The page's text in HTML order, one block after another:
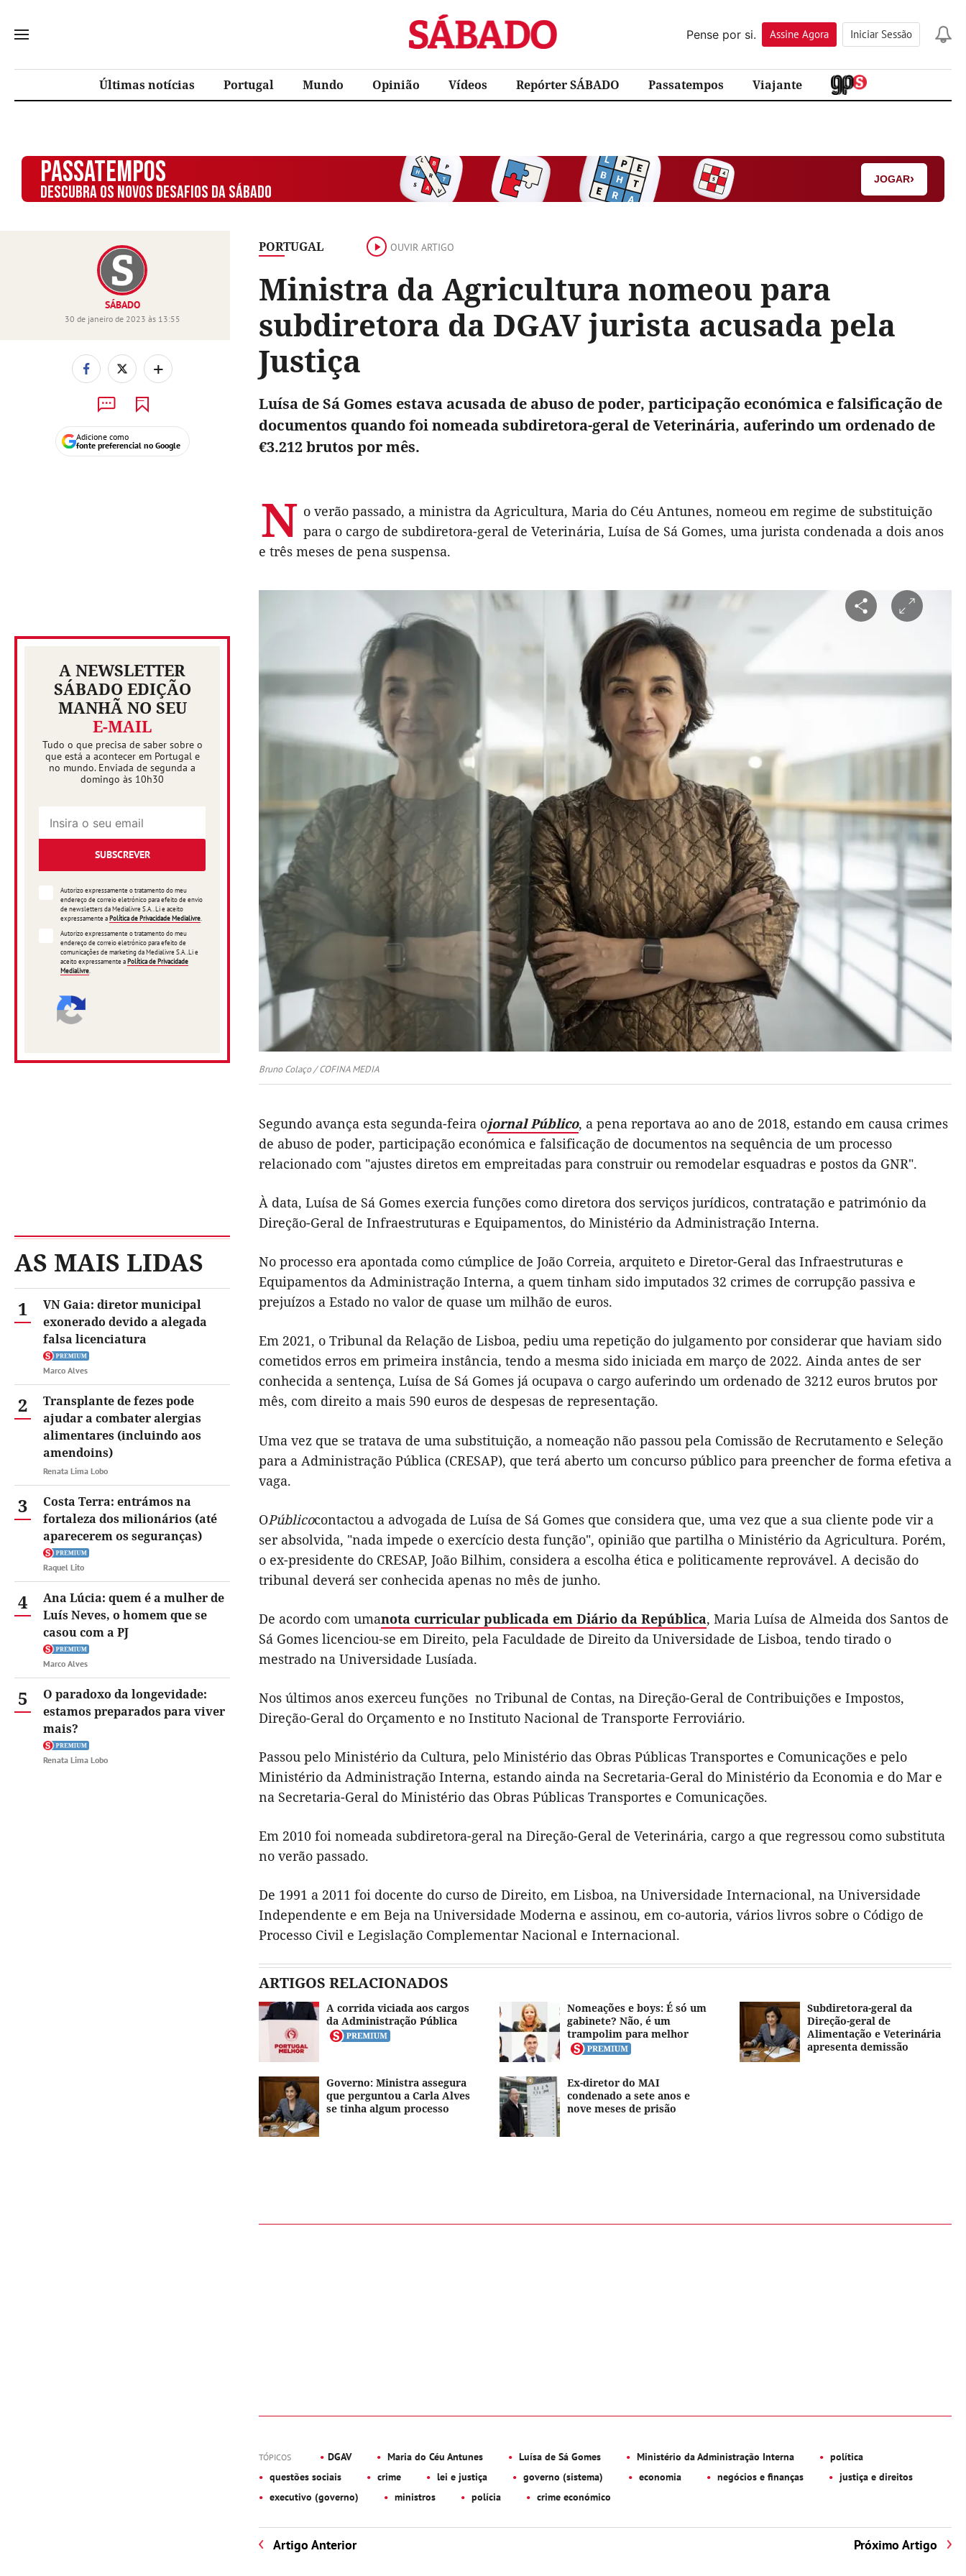
Sábado
Pense por si.
Assine Agora Iniciar Sessão
Últimas notícias Portugal Mundo Opinião Vídeos Repórter SÁBADO Passatempos Viajante
PASSATEMPOS
DESCUBRA OS NOVOS DESAFIOS DA SÁBADO
JOGAR›
PORTUGAL OUVIR ARTIGO
Ministra da Agricultura nomeou para
subdiretora da DGAV jurista acusada pela
Justiça
SÁBADO
30 de janeiro de 2023 às 13:55
+
Adicione como
fonte preferencial no Google
A NEWSLETTER
SÁBADO EDIÇÃO
MANHÃ NO SEU
E-MAIL
Tudo o que precisa de saber sobre o
que está a acontecer em Portugal e
no mundo. Enviada de segunda a
domingo às 10h30
SUBSCREVER
Autorizo expressamente o tratamento do meu
endereço de correio eletrónico para efeito de envio
de newsletters da Medialivre S.A.. Li e aceito
expressamente aPolítica de Privacidade Medialivre
Autorizo expressamente o tratamento do meu
endereço de correio eletrónico para efeito de
comunicações de marketing da Medialivre S.A..Li e
aceito expressamente aPolítica de Privacidade
Medialivre
AS MAIS LIDAS
1
VN Gaia: diretor municipal
exonerado devido a alegada
falsa licenciatura
Marco Alves
2
Transplante de fezes pode
ajudar a combater alergias
alimentares (incluindo aos
amendoins)
Renata Lima Lobo
3
Costa Terra: entrámos na
fortaleza dos milionários (até
aparecerem os seguranças)
Raquel Lito
4
Ana Lúcia: quem é a mulher de
Luís Neves, o homem que se
casou com a PJ
Marco Alves
5
O paradoxo da longevidade:
estamos preparados para viver
mais?
Renata Lima Lobo
Luísa de Sá Gomes estava acusada de abuso de poder, participação económica e falsificação de
documentos quando foi nomeada subdiretora-geral de Veterinária, auferindo um ordenado de
€3.212 brutos por mês.
N o verão passado, a ministra da Agricultura, Maria do Céu Antunes, nomeou em regime de substituição
para o cargo de subdiretora-geral de Veterinária, Luísa de Sá Gomes, uma jurista condenada a dois anos
e três meses de pena suspensa.
Bruno Colaço / COFINA MEDIA
Segundo avança esta segunda-feira ojornal Público, a pena reportava ao ano de 2018, estando em causa crimes
de abuso de poder, participação económica e falsificação de documentos na sequência de um processo
relacionado com "ajustes diretos em empreitadas para construir ou remodelar esquadras e postos da GNR".
À data, Luísa de Sá Gomes exercia funções como diretora dos serviços jurídicos, contratação e património da
Direção-Geral de Infraestruturas e Equipamentos, do Ministério da Administração Interna.
No processo era apontada como cúmplice de João Correia, arquiteto e Diretor-Geral das Infraestruturas e
Equipamentos da Administração Interna, a quem tinham sido imputados 32 crimes de corrupção passiva e
prejuízos a Estado no valor de quase um milhão de euros.
Em 2021, o Tribunal da Relação de Lisboa, pediu uma repetição do julgamento por considerar que haviam sido
cometidos erros em primeira instância, tendo a mesma sido iniciada em março de 2022. Ainda antes de ser
conhecida a sentença, Luísa de Sá Gomes já ocupava o cargo auferindo um ordenado de 3212 euros brutos por
mês, com direito a mais 590 euros de despesas de representação.
Uma vez que se tratava de uma substituição, a nomeação não passou pela Comissão de Recrutamento e Seleção
para a Administração Pública (CRESAP), que terá aberto um concurso público para preencher de forma efetiva a
vaga.
OPúblicocontactou a advogada de Luísa de Sá Gomes que considera que, uma vez que a sua cliente pode vir a
ser absolvida, "nada impede o exercício desta função", opinião que partilha o Ministério da Agricultura. Porém,
o ex-presidente do CRESAP, João Bilhim, considera a escolha ética e politicamente reprovável. A decisão do
tribunal deverá ser conhecida apenas no mês de junho.
De acordo com umanota curricular publicada em Diário da República, Maria Luísa de Almeida dos Santos de
Sá Gomes licenciou-se em Direito, pela Faculdade de Direito da Universidade de Lisboa, tendo tirado o
mestrado na Universidade Lusíada.
Nos últimos anos exerceu funções no Tribunal de Contas, na Direção-Geral de Contribuições e Impostos,
Direção-Geral do Orçamento e no Instituto Nacional de Transporte Ferroviário.
Passou pelo Ministério da Cultura, pelo Ministério das Obras Públicas Transportes e Comunicações e pelo
Ministério da Administração Interna, estando ainda na Secretaria-Geral do Ministério da Economia e do Mar e
na Secretaria-Geral do Ministério das Obras Públicas Transportes e Comunicações.
Em 2010 foi nomeada subdiretora-geral na Direção-Geral de Veterinária, cargo a que regressou como substituta
no verão passado.
De 1991 a 2011 foi docente do curso de Direito, em Lisboa, na Universidade Internacional, na Universidade
Independente e em Beja na Universidade Moderna e assinou, em co-autoria, vários livros sobre o Código de
Processo Civil e Legislação Complementar Nacional e Internacional.
ARTIGOS RELACIONADOS
A corrida viciada aos cargos
da Administração Pública
Nomeações e boys: É só um
gabinete? Não, é um
trampolim para melhor
Subdiretora-geral da
Direção-geral de
Alimentação e Veterinária
apresenta demissão
Governo: Ministra assegura
que perguntou a Carla Alves
se tinha algum processo
Ex-diretor do MAI
condenado a sete anos e
nove meses de prisão
TÓPICOS DGAV Maria do Céu Antunes Luísa de Sá Gomes Ministério da Administração Interna
política
questões sociais
crime lei e justiça governo (sistema) economia negócios e finanças
justiça e direitos
executivo (governo)
ministros polícia crime económico
Artigo Anterior Próximo Artigo